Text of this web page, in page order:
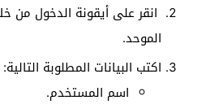
انقر على أيقونة الدخول من
الموحد.
اكتب البيانات المطلوبة التالية:
اسم المستخدم.